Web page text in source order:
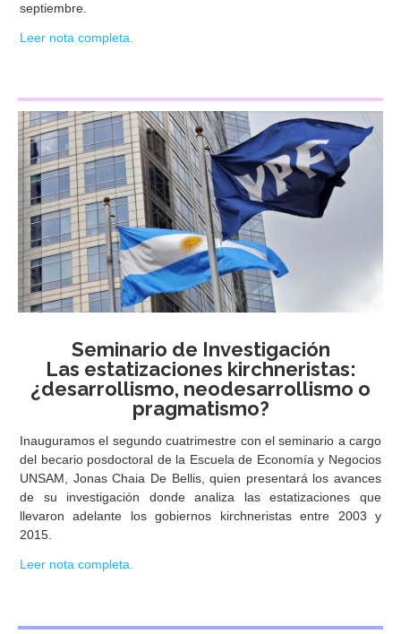
septiembre.
Leer nota completa.
Seminario de Investigación
Las estatizaciones kirchneristas:
¿desarrollismo, neodesarrollismo o
pragmatismo?
Inauguramos el segundo cuatrimestre con el seminario a cargo
del becario posdoctoral de la Escuela de Economía y Negocios
UNSAM, Jonas Chaia De Bellis, quien presentará los avances
de su investigación donde analiza las estatizaciones que
llevaron adelante los gobiernos kirchneristas entre 2003 y
2015.
Leer nota completa.